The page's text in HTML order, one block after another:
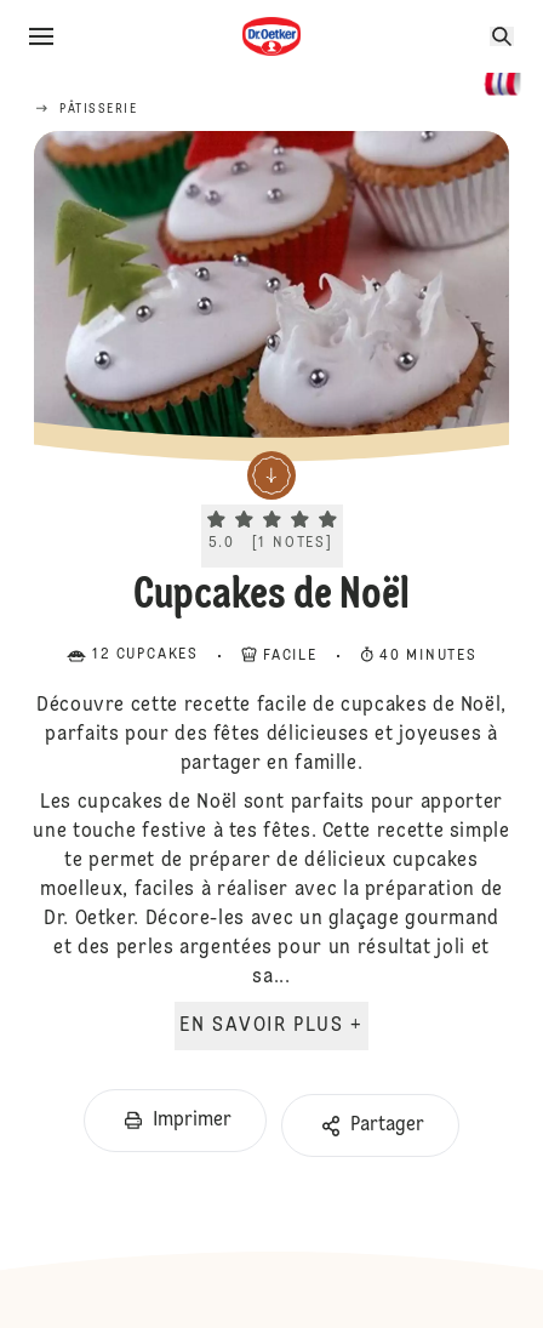
PÂTISSERIE
Current rating 5.0. Click to rate.
5.0 [1 NOTES
Cupcakes de Noël
12 CUPCAKES FACILE 40 MINUTES
Découvre cette recette facile de cupcakes de Noël,
parfaits pour des fêtes délicieuses et joyeuses à
partager en famille.
Les cupcakes de Noël sont parfaits pour apporter
une touche festive à tes fêtes. Cette recette simple
te permet de préparer de délicieux cupcakes
moelleux, faciles à réaliser avec la préparation de
Dr. Oetker. Décore-les avec un glaçage gourmand
et des perles argentées pour un résultat joli et
sa...
EN SAVOIR PLUS +
Imprimer Partager